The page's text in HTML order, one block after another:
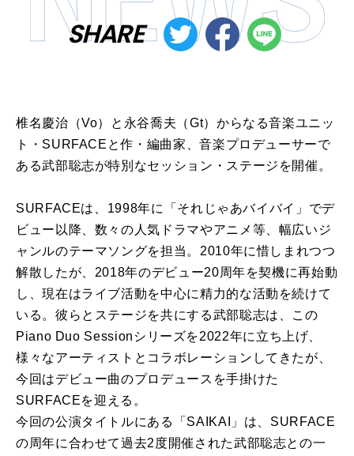
SHARE
椎名慶治（Vo）と永谷喬夫（Gt）からなる音楽ユニッ
ト・SURFACEと作・編曲家、音楽プロデューサーで
ある武部聡志が特別なセッション・ステージを開催。
SURFACEは、1998年に「それじゃあバイバイ」でデ
ビュー以降、数々の人気ドラマやアニメ等、幅広いジ
ャンルのテーマソングを担当。2010年に惜しまれつつ
解散したが、2018年のデビュー20周年を契機に再始動
し、現在はライブ活動を中心に精力的な活動を続けて
いる。彼らとステージを共にする武部聡志は、この
Piano Duo Sessionシリーズを2022年に立ち上げ、
様々なアーティストとコラボレーションしてきたが、
今回はデビュー曲のプロデュースを手掛けた
SURFACEを迎える。
今回の公演タイトルにある「SAIKAI」は、SURFACE
の周年に合わせて過去2度開催された武部聡志との一